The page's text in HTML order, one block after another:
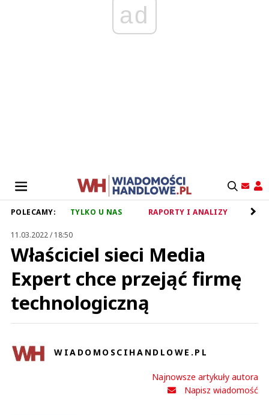
ad
POLECAMY: TYLKO U NAS RAPORTY I ANALIZY
11.03.2022 / 18:50
Właściciel sieci Media
Expert chce przejąć firmę
technologiczną
WIADOMOSCIHANDLOWE.PL
Najnowsze artykuły autora
Napisz wiadomość